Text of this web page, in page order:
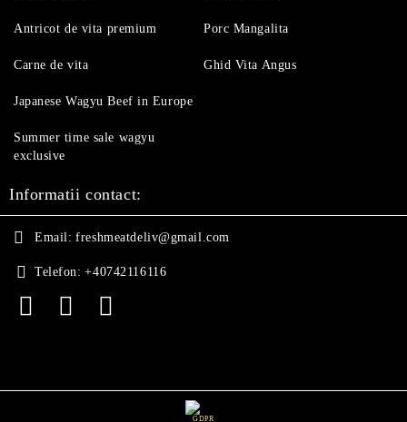
Antricot de vita premium
Carne de vita
Porc Mangalita
Ghid Vita Angus
Japanese Wagyu Beef in Europe
Summer time sale wagyu
exclusive
Informatii contact:
Email: freshmeatdeliv@gmail.com
Telefon: +40742116116
GDPR